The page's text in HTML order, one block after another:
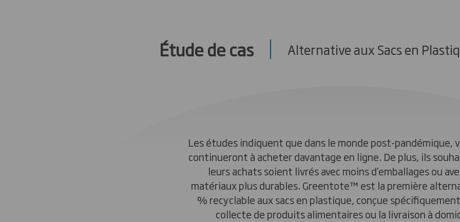
Étude de cas Alternative aux Sacs en
Les études indiquent que dans le monde post-pandémique,
continueront à acheter davantage en ligne. De plus, ils
leurs achats soient livrés avec moins d’emballages ou
matériaux plus durables. Greentote™️ est la première
% recyclable aux sacs en plastique, conçue
collecte de produits alimentaires ou la livraison à